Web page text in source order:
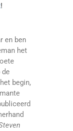
!
en ben
het
de
begin,